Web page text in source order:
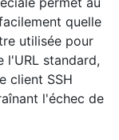
quelle
utilisée pour
l'URL standard,
client SSH
l'échec de